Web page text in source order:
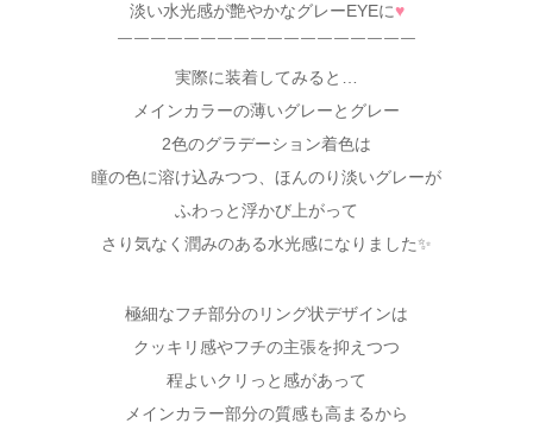
淡い水光感が艶やかなグレーEYEに♥
￣￣￣￣￣￣￣￣￣￣￣￣￣￣￣￣￣￣
実際に装着してみると…
メインカラーの薄いグレーとグレー
2色のグラデーション着色は
瞳の色に溶け込みつつ、ほんのり淡いグレーが
ふわっと浮かび上がって
さり気なく潤みのある水光感になりました✨
極細なフチ部分のリング状デザインは
クッキリ感やフチの主張を抑えつつ
程よいクリっと感があって
メインカラー部分の質感も高まるから